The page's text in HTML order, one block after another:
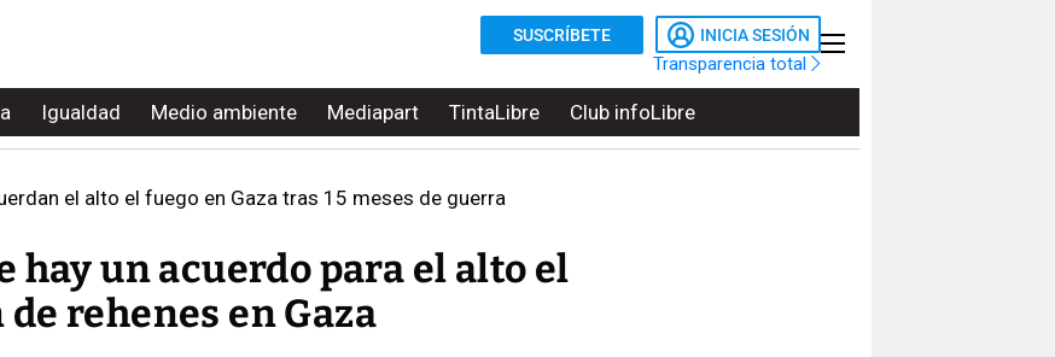
SUSCRÍBETE INICIA SESIÓN
Transparencia total
Igualdad Medio ambiente Mediapart TintaLibre Club infoLibre
el alto el fuego en Gaza tras 15 meses de guerra
un acuerdo para el alto el
rehenes en Gaza